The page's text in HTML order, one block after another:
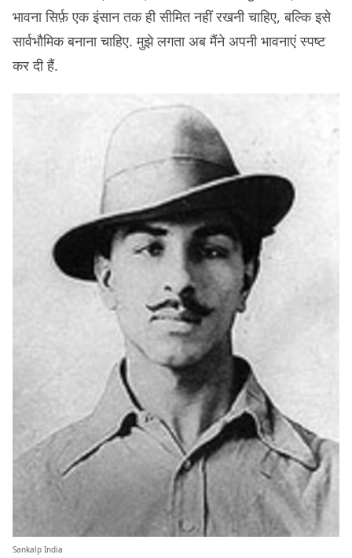
भावना सिर्फ़ एक इंसान तक ही सीमित नहीं रखनी चाहिए, बल्कि इसे
सार्वभौमिक बनाना चाहिए. मुझे लगता अब मैंने अपनी भावनाएं स्पष्ट
कर दी हैं.
Sankalp India